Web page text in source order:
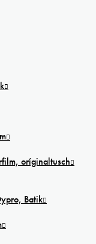
oríginaltusch
Batik